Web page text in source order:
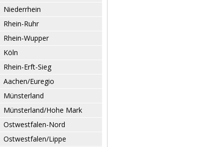
Niederrhein
Rhein-Ruhr
Rhein-Wupper
Köln
Rhein-Erft-Sieg
Aachen/Euregio
Münsterland
Münsterland/Hohe Mark
Ostwestfalen-Nord
Ostwestfalen/Lippe